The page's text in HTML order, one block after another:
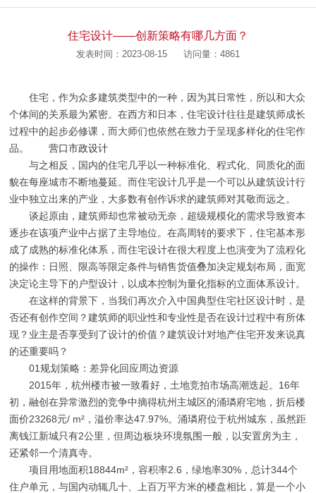
住宅设计——创新策略有哪几方面？
发表时间：2023-08-15 访问量：4861
住宅，作为众多建筑类型中的一种，因为其日常性，所以和大众
个体间的关系最为紧密。在西方和日本，住宅设计往往是建筑师成长
过程中的起步必修课，而大师们也依然在致力于呈现多样化的住宅作
品。
营口市政设计
与之相反，国内的住宅几乎以一种标准化、程式化、同质化的面
貌在每座城市不断地蔓延。而住宅设计几乎是一个可以从建筑设计行
业中独立出来的产业，大多数有创作诉求的建筑师对其敬而远之。
谈起原由，建筑师却也常被动无奈，超级规模化的需求导致资本
逐步在该项产业中占据了主导地位。在高周转的要求下，住宅基本形
成了成熟的标准化体系，而住宅设计在很大程度上也演变为了流程化
的操作：日照、限高等限定条件与销售货值叠加决定规划布局，面宽
决定论主导下的户型设计，以成本控制为量化指标的立面体系设计。
在这样的背景下，当我们再次介入中国典型住宅社区设计时，是
否还有创作空间？建筑师的职业性和专业性是否在设计过程中有所体
现？业主是否享受到了设计的价值？建筑设计对地产住宅开发来说真
的还重要吗？
01规划策略：差异化回应周边资源
2015年，杭州楼市被一致看好，土地竞拍市场高潮迭起。16年
初，融创在异常激烈的竞争中摘得杭州主城区的涌璘府宅地，折后楼
面价23268元/ m²，溢价率达47.97%。涌璘府位于杭州城东，虽然距
离钱江新城只有2公里，但周边板块环境氛围一般，以安置房为主，
还紧邻一个清真寺。
项目用地面积18844m²，容积率2.6，绿地率30%，总计344个
住户单元，与国内动辄几十、上百万平方米的楼盘相比，算是一个小